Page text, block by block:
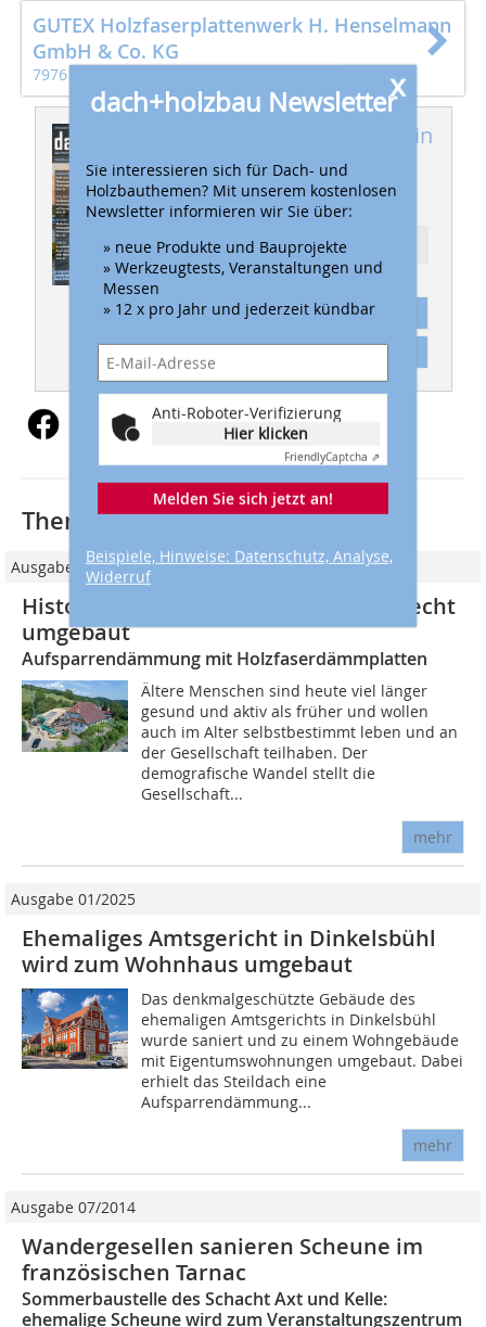
GUTEX Holzfaserplattenwerk H. Henselmann
GmbH & Co. KG
79761 Waldshut-Tiengen
Dieser Artikel erschien in
dach+holzbau
08/2024
Ressort: HOLZBAU
Abonnement
x
dach+holzbau Newsletter
Sie interessieren sich für Dach- und
Holzbauthemen? Mit unserem kostenlosen
Newsletter informieren wir Sie über:
» neue Produkte und Bauprojekte
» Werkzeugtests, Veranstaltungen und
Messen
» 12 x pro Jahr und jederzeit kündbar
Anti-Roboter-Verifizierung
Hier klicken
FriendlyCaptcha ⇗
Melden Sie sich jetzt an!
Beispiele, Hinweise: Datenschutz, Analyse,
Widerruf
Thematisch passende Artikel:
Ausgabe 01/2023
Historisches Anwesen wird altersgerecht
umgebaut
Aufsparrendämmung mit Holzfaserdämmplatten
Ältere Menschen sind heute viel länger
gesund und aktiv als früher und wollen
auch im Alter selbstbestimmt leben und an
der Gesellschaft teilhaben. Der
demografische Wandel stellt die
Gesellschaft...
mehr
Ausgabe 01/2025
Ehemaliges Amtsgericht in Dinkelsbühl
wird zum Wohnhaus umgebaut
Das denkmalgeschützte Gebäude des
ehemaligen Amtsgerichts in Dinkelsbühl
wurde saniert und zu einem Wohngebäude
mit Eigentumswohnungen umgebaut. Dabei
erhielt das Steildach eine
Aufsparrendämmung...
mehr
Ausgabe 07/2014
Wandergesellen sanieren Scheune im
französischen Tarnac
Sommerbaustelle des Schacht Axt und Kelle:
ehemalige Scheune wird zum Veranstaltungszentrum